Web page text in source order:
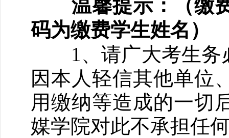
温馨提示：（缴费
码为缴费学生姓名）
1、请广大考生务
因本人轻信其他单位
用缴纳等造成的一切
媒学院对此不承担任